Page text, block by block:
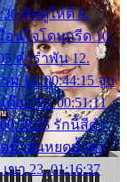
คิดดูให้ดี 8.
อนใจโดนกรีด 10.
คำรำพัน 12.
ม 14. 00:44:15 จูบ
อะ 16. 00:51:11
รักนี้สีดำ
ดน้ำฝนหยดน้ำตา
ขา 23. 01:16:37